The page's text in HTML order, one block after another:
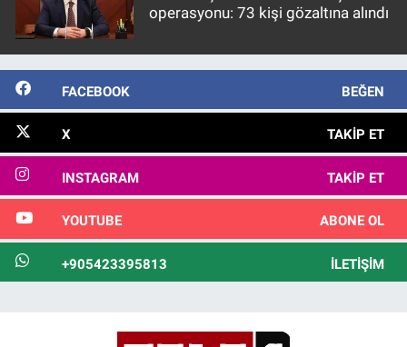
operasyonu: 73 kişi gözaltına alındı
FACEBOOK BEĞEN
X TAKIP ET
INSTAGRAM TAKIP ET
YOUTUBE ABONE OL
+905423395813 İLETIŞIM